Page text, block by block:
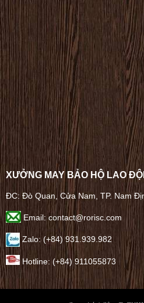
XƯỞNG MAY BẢO HỘ LAO
ĐC: Đò Quan, Cửa Nam, TP. Nam
Email: contact@rorisc.com
Zalo: (+84) 931.939.982
Hotline: (+84) 911055873